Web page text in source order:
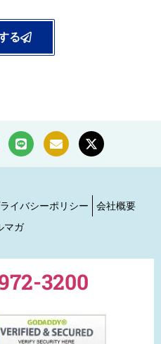
る
イバシーポリシー
会社概要
マガ
3200